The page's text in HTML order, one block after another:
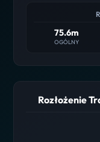
75.6m
OGÓLNY
Rozłożenie